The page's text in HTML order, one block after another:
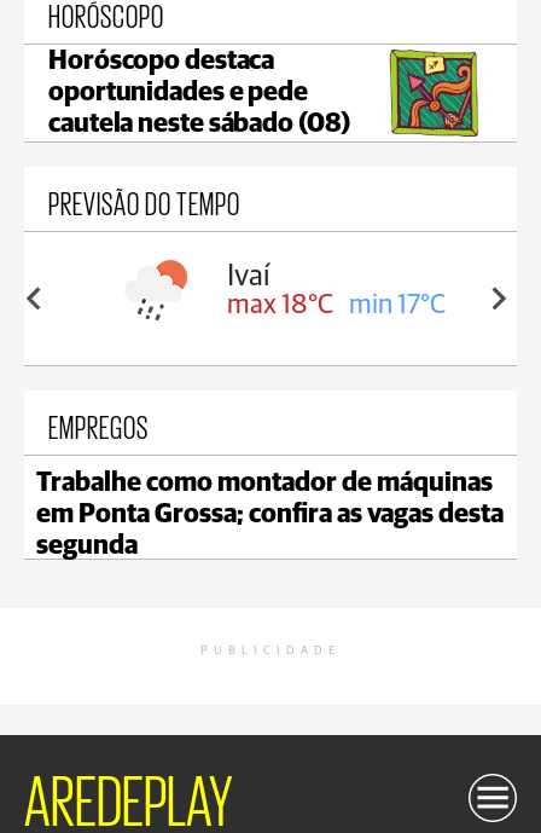
HORÓSCOPO
Horóscopo destaca
oportunidades e pede
cautela neste sábado (08)
PREVISÃO DO TEMPO
16°C
Ivaí
max 18°C min 17°C
EMPREGOS
Trabalhe como montador de máquinas
em Ponta Grossa; confira as vagas desta
segunda
PUBLICIDADE
AREDEPLAY